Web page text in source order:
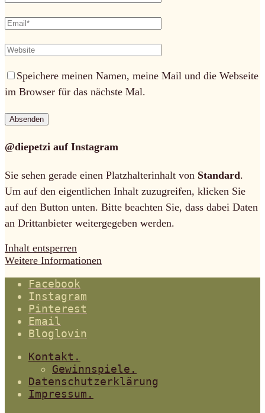
Speichere meinen Namen, meine Mail und die Webseite
im Browser für das nächste Mal.
@diepetzi auf Instagram
Sie sehen gerade einen Platzhalterinhalt von Standard.
Um auf den eigentlichen Inhalt zuzugreifen, klicken Sie
auf den Button unten. Bitte beachten Sie, dass dabei Daten
an Drittanbieter weitergegeben werden.
Inhalt entsperren
Weitere Informationen
Facebook
Instagram
Pinterest
Email
Bloglovin
Kontakt.
Gewinnspiele.
Datenschutzerklärung
Impressum.